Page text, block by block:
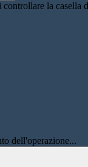
la casella
dell'operazione...